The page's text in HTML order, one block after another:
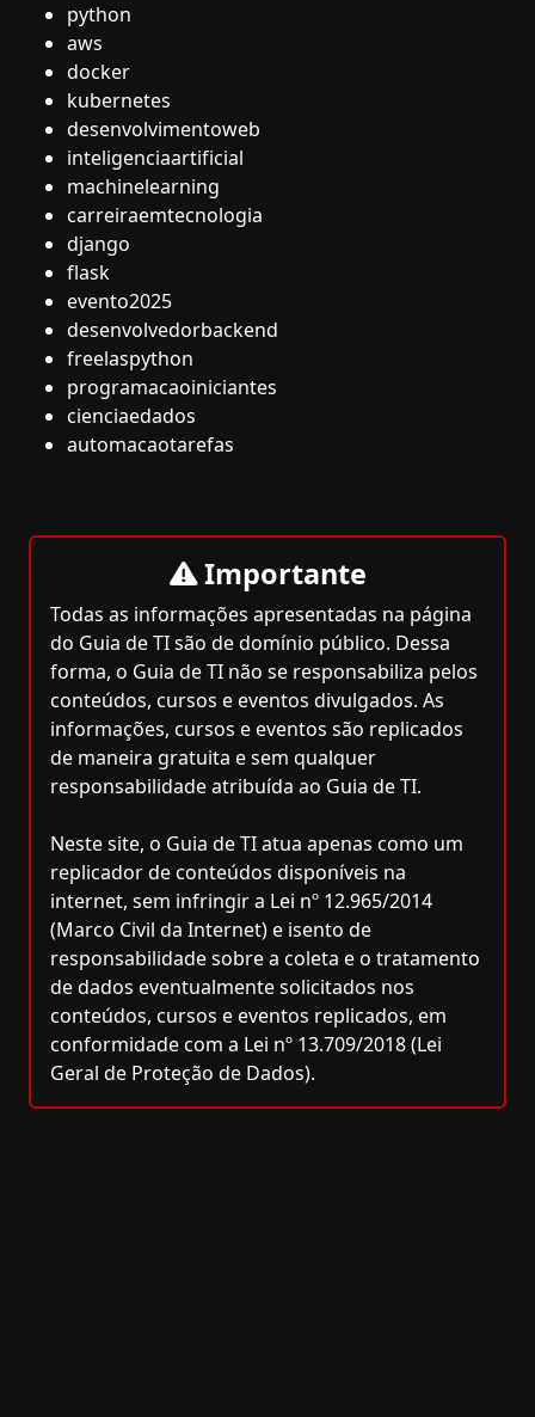
python
aws
docker
kubernetes
desenvolvimentoweb
inteligenciaartificial
machinelearning
carreiraemtecnologia
django
flask
evento2025
desenvolvedorbackend
freelaspython
programacaoiniciantes
cienciaedados
automacaotarefas
Importante
Todas as informações apresentadas na página
do Guia de TI são de domínio público. Dessa
forma, o Guia de TI não se responsabiliza pelos
conteúdos, cursos e eventos divulgados. As
informações, cursos e eventos são replicados
de maneira gratuita e sem qualquer
responsabilidade atribuída ao Guia de TI.
Neste site, o Guia de TI atua apenas como um
replicador de conteúdos disponíveis na
internet, sem infringir a Lei nº 12.965/2014
(Marco Civil da Internet) e isento de
responsabilidade sobre a coleta e o tratamento
de dados eventualmente solicitados nos
conteúdos, cursos e eventos replicados, em
conformidade com a Lei nº 13.709/2018 (Lei
Geral de Proteção de Dados).